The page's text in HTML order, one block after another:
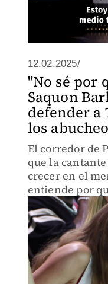
12.02.2025/
"No sé por
Saquon
defender
los
El corredor de
que la
crecer en el
entiende por